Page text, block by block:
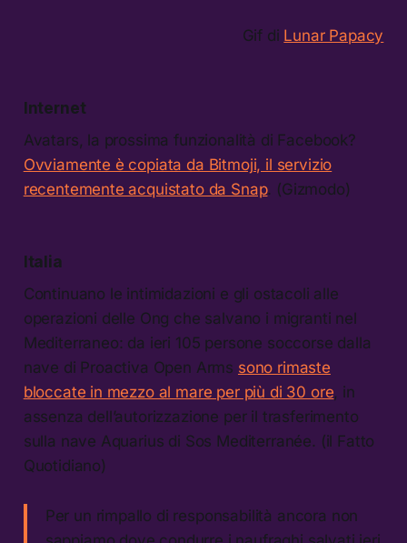
Gif di Lunar Papacy
Internet
Avatars, la prossima funzionalità di Facebook?
Ovviamente è copiata da Bitmoji, il servizio
recentemente acquistato da Snap. (Gizmodo)
Italia
Continuano le intimidazioni e gli ostacoli alle
operazioni delle Ong che salvano i migranti nel
Mediterraneo: da ieri 105 persone soccorse dalla
nave di Proactiva Open Arms sono rimaste
bloccate in mezzo al mare per più di 30 ore, in
assenza dell’autorizzazione per il trasferimento
sulla nave Aquarius di Sos Mediterranée. (il Fatto
Quotidiano)
Per un rimpallo di responsabilità ancora non